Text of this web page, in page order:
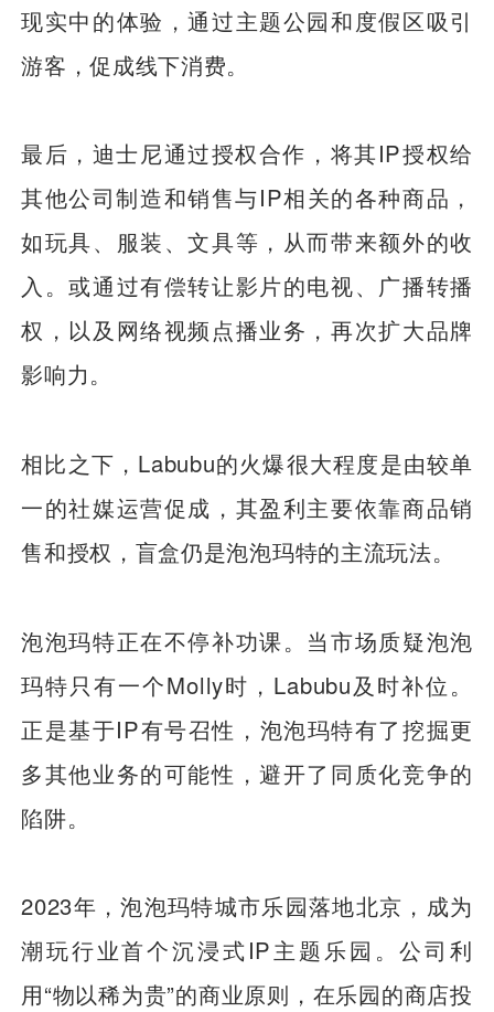
现实中的体验，通过主题公园和度假区吸引
游客，促成线下消费。
最后，迪士尼通过授权合作，将其IP授权给
其他公司制造和销售与IP相关的各种商品，
如玩具、服装、文具等，从而带来额外的收
入。或通过有偿转让影片的电视、广播转播
权，以及网络视频点播业务，再次扩大品牌
影响力。
相比之下，Labubu的火爆很大程度是由较单
一的社媒运营促成，其盈利主要依靠商品销
售和授权，盲盒仍是泡泡玛特的主流玩法。
泡泡玛特正在不停补功课。当市场质疑泡泡
玛特只有一个Molly时，Labubu及时补位。
正是基于IP有号召性，泡泡玛特有了挖掘更
多其他业务的可能性，避开了同质化竞争的
陷阱。
2023年，泡泡玛特城市乐园落地北京，成为
潮玩行业首个沉浸式IP主题乐园。公司利
用“物以稀为贵”的商业原则，在乐园的商店投